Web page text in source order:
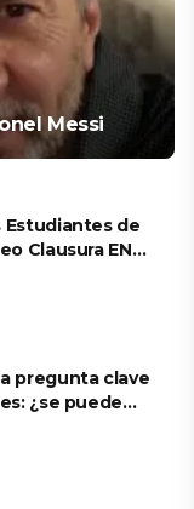
Messi
Estudiantes de
Clausura EN
pregunta clave
¿se puede